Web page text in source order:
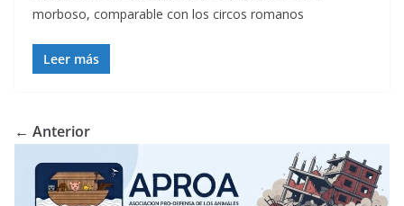
morboso, comparable con los circos romanos
Leer más
← Anterior